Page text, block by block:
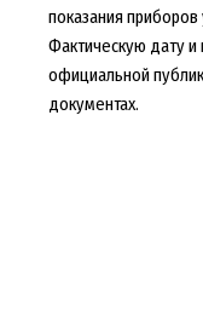
показания
Фактическую дату и
официальной
документах.